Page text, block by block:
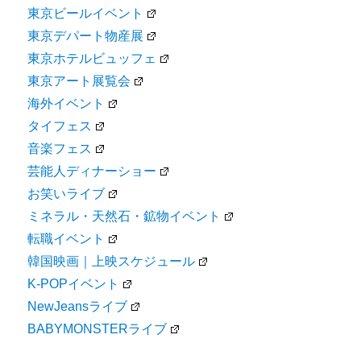
東京ビールイベント
東京デパート物産展
東京ホテルビュッフェ
東京アート展覧会
海外イベント
タイフェス
音楽フェス
芸能人ディナーショー
お笑いライブ
ミネラル・天然石・鉱物イベント
転職イベント
韓国映画｜上映スケジュール
K-POPイベント
NewJeansライブ
BABYMONSTERライブ